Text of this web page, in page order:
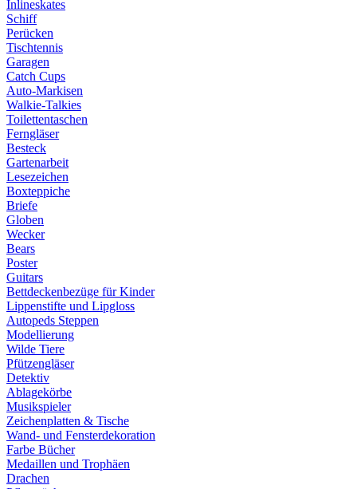
Inlineskates
Schiff
Perücken
Tischtennis
Garagen
Catch Cups
Auto-Markisen
Walkie-Talkies
Toilettentaschen
Ferngläser
Besteck
Gartenarbeit
Lesezeichen
Boxteppiche
Briefe
Globen
Wecker
Bears
Poster
Guitars
Bettdeckenbezüge für Kinder
Lippenstifte und Lipgloss
Autopeds Steppen
Modellierung
Wilde Tiere
Pfützengläser
Detektiv
Ablagekörbe
Musikspieler
Zeichenplatten & Tische
Wand- und Fensterdekoration
Farbe Bücher
Medaillen und Trophäen
Drachen